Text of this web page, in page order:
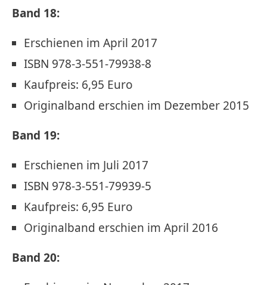
Band 18:
Erschienen im April 2017
ISBN 978-3-551-79938-8
Kaufpreis: 6,95 Euro
Originalband erschien im Dezember 2015
Band 19:
Erschienen im Juli 2017
ISBN 978-3-551-79939-5
Kaufpreis: 6,95 Euro
Originalband erschien im April 2016
Band 20: